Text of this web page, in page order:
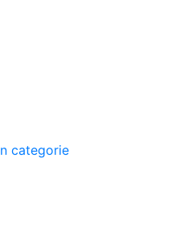
categorie